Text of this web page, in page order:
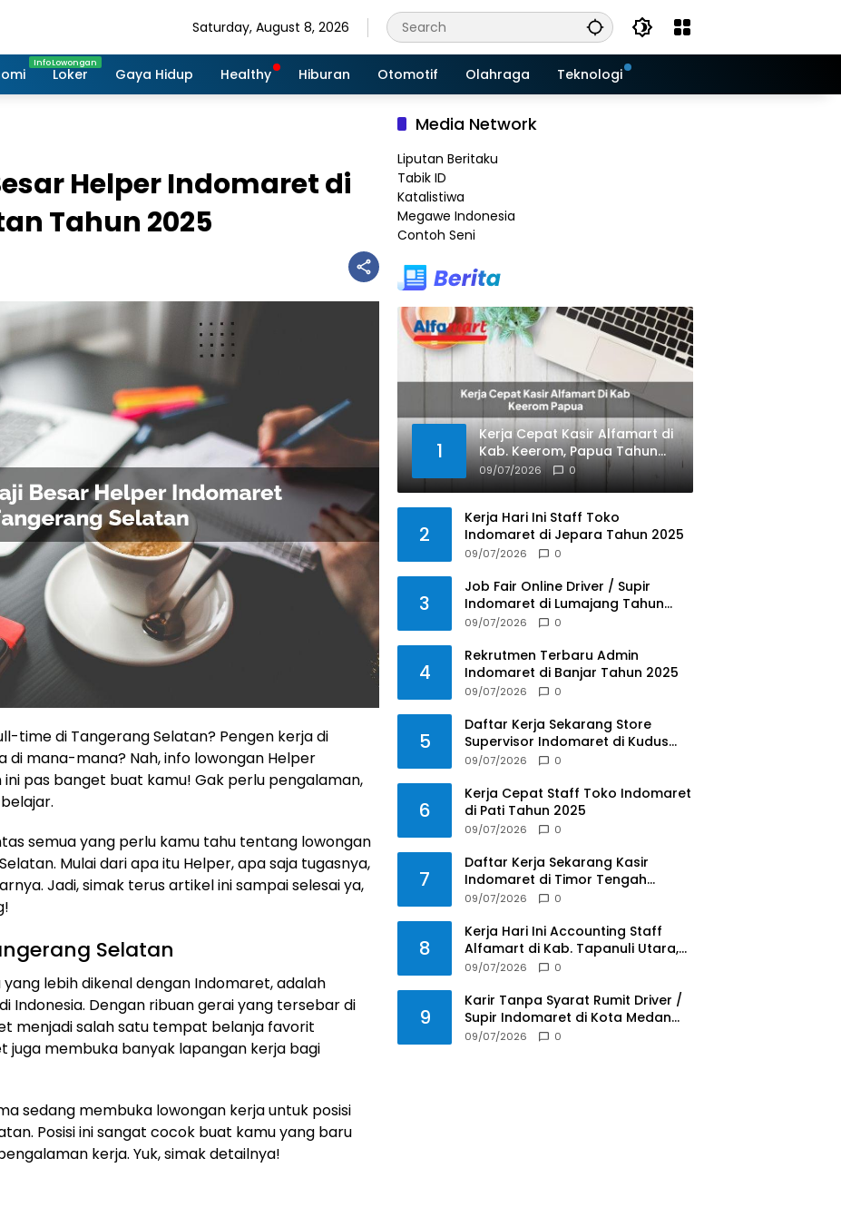
Saturday, August 8, 2026
Loker Gaya Hidup Healthy Hiburan Otomotif Olahraga Teknologi
Helper Indomaret di
Tahun 2025
time di Tangerang Selatan? Pengen kerja di
mana-mana? Nah, info lowongan Helper
pas banget buat kamu! Gak perlu pengalaman,
semua yang perlu kamu tahu tentang lowongan
Mulai dari apa itu Helper, apa saja tugasnya,
Jadi, simak terus artikel ini sampai selesai ya,
Selatan
lebih dikenal dengan Indomaret, adalah
Indonesia. Dengan ribuan gerai yang tersebar di
menjadi salah satu tempat belanja favorit
juga membuka banyak lapangan kerja bagi
sedang membuka lowongan kerja untuk posisi
Posisi ini sangat cocok buat kamu yang baru
kerja. Yuk, simak detailnya!
Media Network
Liputan Beritaku
Tabik ID
Katalistiwa
Megawe Indonesia
Contoh Seni
1
Kerja Cepat Kasir Alfamart di
Kab. Keerom, Papua Tahun
2025
09/07/2026 0
2
Kerja Hari Ini Staff Toko
Indomaret di Jepara Tahun 2025
09/07/2026 0
3
Job Fair Online Driver / Supir
Indomaret di Lumajang Tahun
2025
09/07/2026 0
4
Rekrutmen Terbaru Admin
Indomaret di Banjar Tahun 2025
09/07/2026 0
5
Daftar Kerja Sekarang Store
Supervisor Indomaret di Kudus
Tahun 2025
09/07/2026 0
6
Kerja Cepat Staff Toko Indomaret
di Pati Tahun 2025
09/07/2026 0
7
Daftar Kerja Sekarang Kasir
Indomaret di Timor Tengah
Selatan Tahun 2025
09/07/2026 0
8
Kerja Hari Ini Accounting Staff
Alfamart di Kab. Tapanuli Utara,
Sumatera Utara Tahun 2025
09/07/2026 0
9
Karir Tanpa Syarat Rumit Driver /
Supir Indomaret di Kota Medan
Tahun 2025
09/07/2026 0